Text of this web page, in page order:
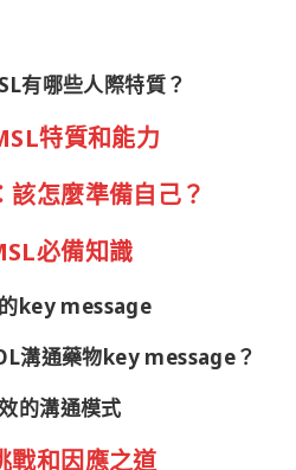
有哪些人際特質？
特質和能力
怎麼準備自己？
必備知識
key message
溝通藥物key message？
的溝通模式
戰和因應之道